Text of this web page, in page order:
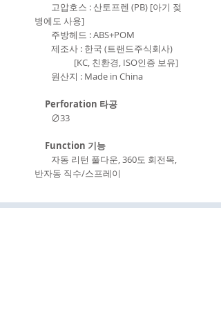
고압호스 : 산토프렌 (PB) [아기 젖
병에도 사용]
주방헤드 : ABS+POM
제조사 : 한국 (트랜드주식회사)
[KC, 친환경, ISO인증 보유]
원산지 : Made in China
Perforation 타공
∅33
Function 기능
자동 리턴 풀다운, 360도 회전목,
반자동 직수/스프레이